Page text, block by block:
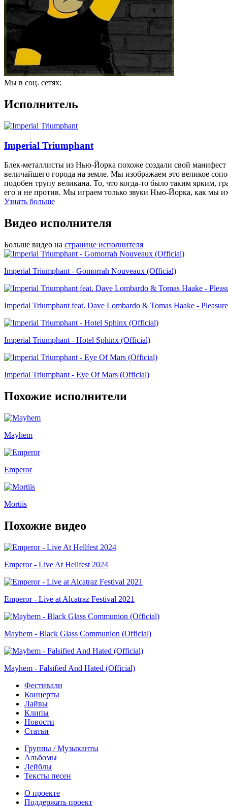
Мы в соц. сетях:
Исполнитель
Imperial Triumphant
Блек-металлисты из Нью-Йорка похоже создали свой
величайшего города на земле. Мы изображаем это великое
подобен трупу великана. То, что когда-то было таким
его и не против. Мы играем только звуки Нью-Йорка, как мы
Узнать больше
Видео исполнителя
Больше видео на странице исполнителя
Imperial Triumphant - Gomorrah Nouveaux (Official)
Imperial Triumphant feat. Dave Lombardo & Tomas Haake -
Imperial Triumphant - Hotel Sphinx (Official)
Imperial Triumphant - Eye Of Mars (Official)
Похожие исполнители
Mayhem
Emperor
Mortiis
Похожие видео
Emperor - Live At Hellfest 2024
Emperor - Live at Alcatraz Festival 2021
Mayhem - Black Glass Communion (Official)
Mayhem - Falsified And Hated (Official)
Фестивали
Концерты
Лайвы
Клипы
Новости
Статьи
Группы / Музыканты
Альбомы
Лейблы
Тексты песен
О проекте
Поддержать проект